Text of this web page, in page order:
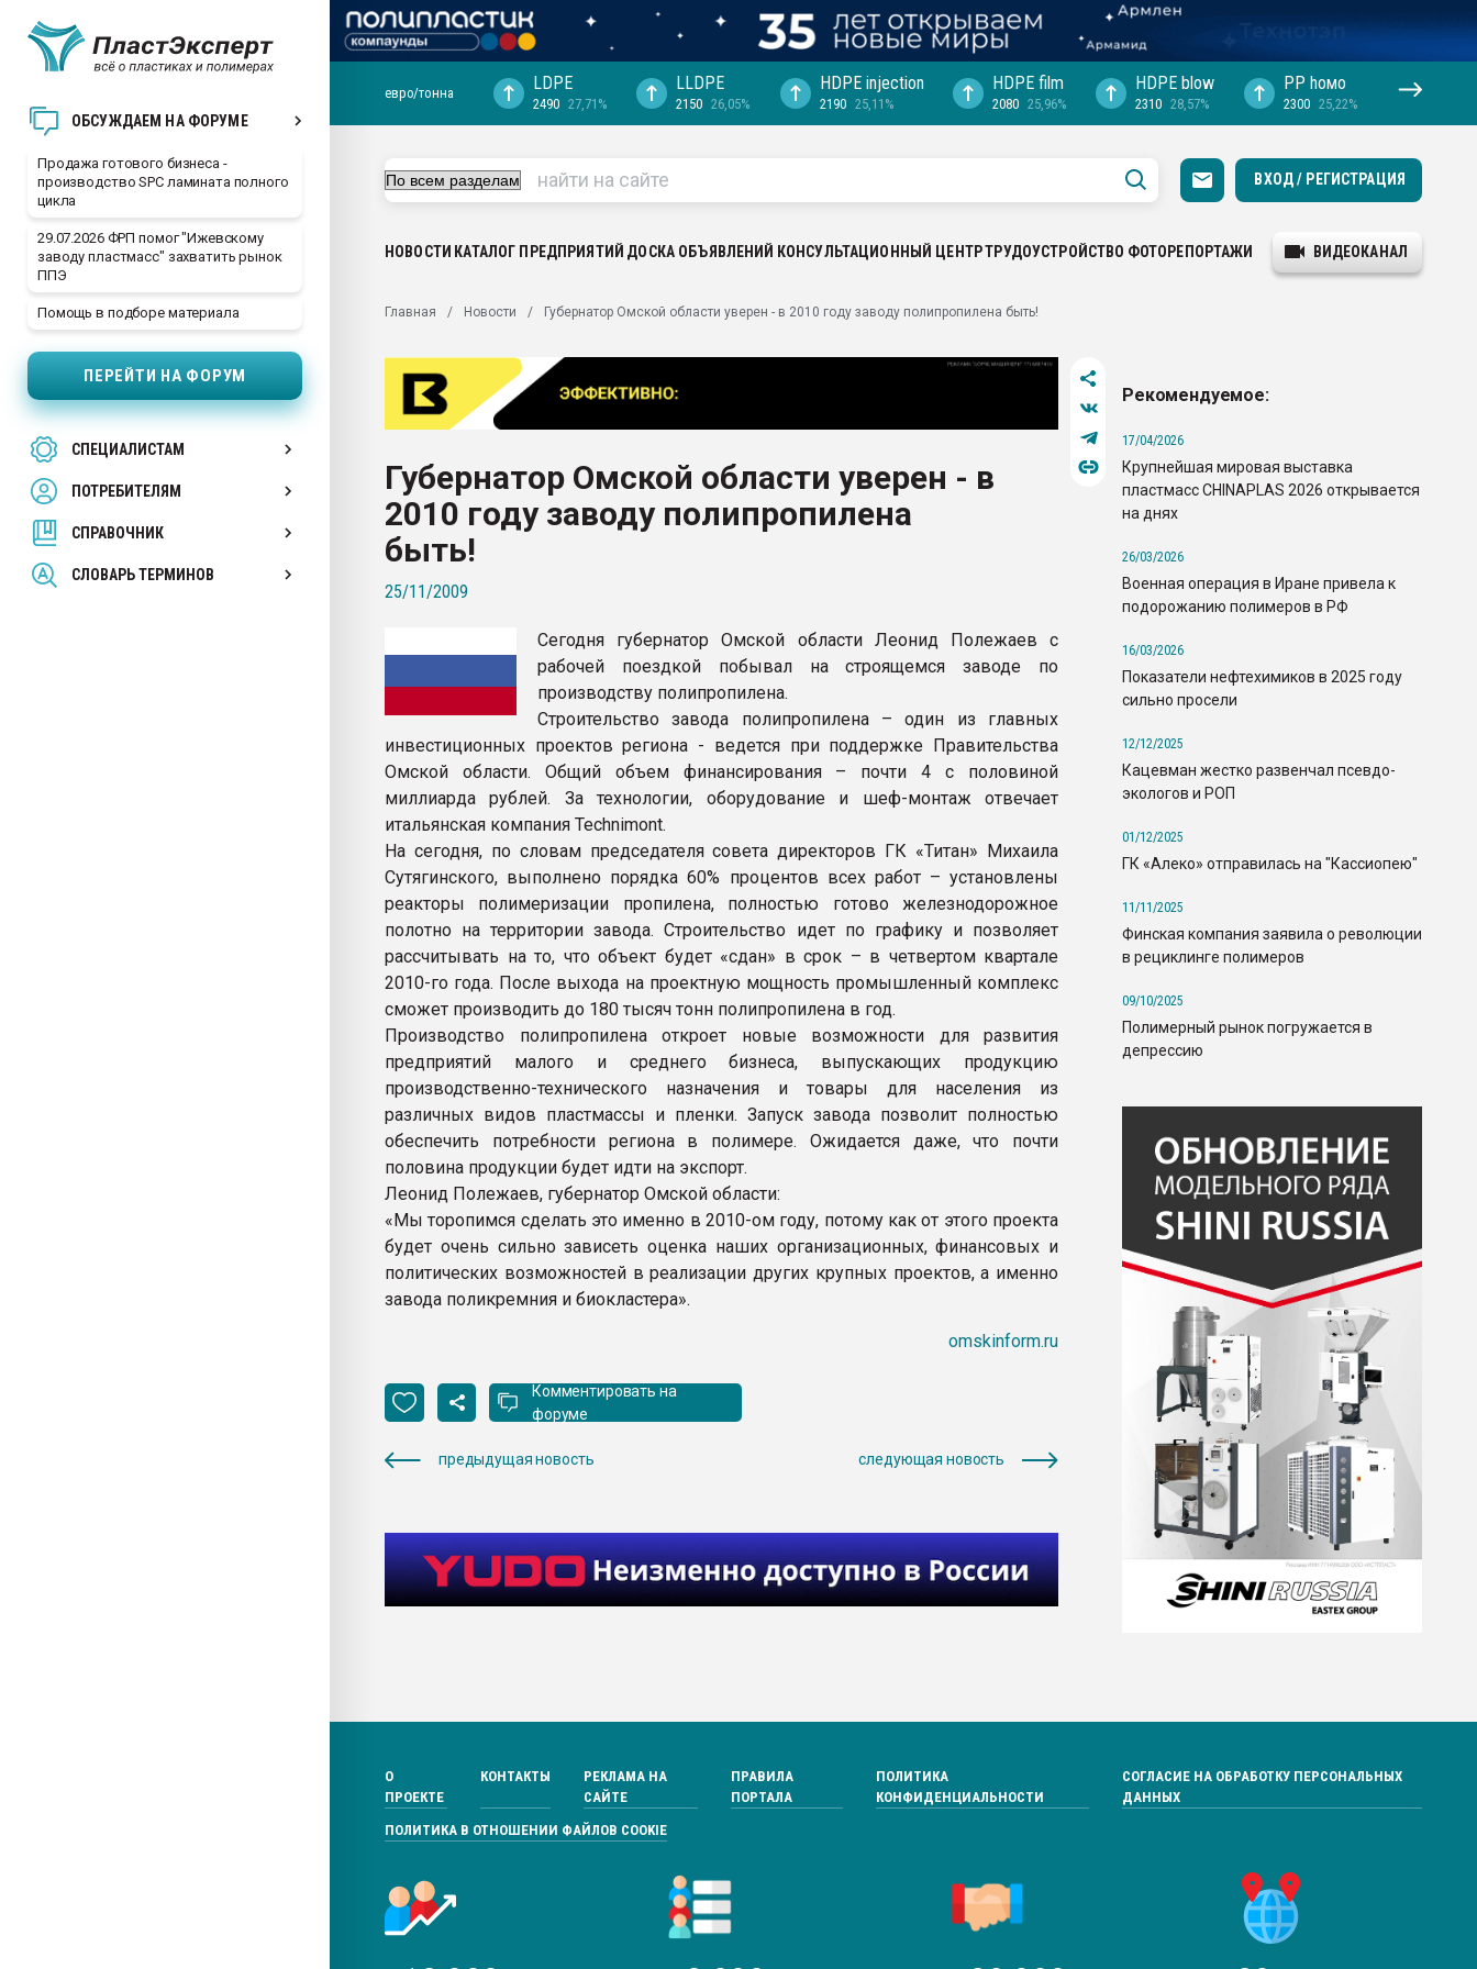
ОБСУЖДАЕМ НА ФОРУМЕ
Продажа готового бизнеса -
производство SPC ламината полного
цикла
29.07.2026 ФРП помог "Ижевскому
заводу пластмасс" захватить рынок
ППЭ
Помощь в подборе материала
ПЕРЕЙТИ НА ФОРУМ
СПЕЦИАЛИСТАМ
ПОТРЕБИТЕЛЯМ
СПРАВОЧНИК
СЛОВАРЬ ТЕРМИНОВ
28.07.2026 "Технониколь" довольна
Всё, что касается выдува ПЭТ
Материал поверхности пуансона для
Продам отходы Композиция
поликарбоната и АБС-пластика
Armaloy PC/ABS-1IM черный цвет
Профильная литература. Продажа,
покупка, обмен
евро/тонна LDPE
2490 27,71%
LLDPE
2150 26,05%
HDPE injection
2190 25,11%
HDPE film
2080 25,96%
HDPE blow
2310 28,57%
PP hомо
2300 25,22%
ВХОД / РЕГИСТРАЦИЯ
НОВОСТИ КАТАЛОГ ПРЕДПРИЯТИЙ ДОСКА ОБЪЯВЛЕНИЙ КОНСУЛЬТАЦИОННЫЙ ЦЕНТРТРУДОУСТРОЙСТВО ФОТОРЕПОРТАЖИ ВИДЕОКАНАЛ
Главная Новости Губернатор Омской области уверен - в 2010 году заводу полипропилена быть!
Губернатор Омской области уверен - в
2010 году заводу полипропилена
быть!
25/11/2009
Сегодня губернатор Омской области Леонид Полежаев с
рабочей поездкой побывал на строящемся заводе по
производству полипропилена.
Строительство завода полипропилена – один из главных
инвестиционных проектов региона - ведется при поддержке Правительства
Омской области. Общий объем финансирования – почти 4 с половиной
миллиарда рублей. За технологии, оборудование и шеф-монтаж отвечает
итальянская компания Technimont.
На сегодня, по словам председателя совета директоров ГК «Титан» Михаила
Сутягинского, выполнено порядка 60% процентов всех работ – установлены
реакторы полимеризации пропилена, полностью готово железнодорожное
полотно на территории завода. Строительство идет по графику и позволяет
рассчитывать на то, что объект будет «сдан» в срок – в четвертом квартале
2010-го года. После выхода на проектную мощность промышленный комплекс
сможет производить до 180 тысяч тонн полипропилена в год.
Производство полипропилена откроет новые возможности для развития
предприятий малого и среднего бизнеса, выпускающих продукцию
производственно-технического назначения и товары для населения из
различных видов пластмассы и пленки. Запуск завода позволит полностью
обеспечить потребности региона в полимере. Ожидается даже, что почти
половина продукции будет идти на экспорт.
Леонид Полежаев, губернатор Омской области:
«Мы торопимся сделать это именно в 2010-ом году, потому как от этого проекта
будет очень сильно зависеть оценка наших организационных, финансовых и
политических возможностей в реализации других крупных проектов, а именно
завода поликремния и биокластера».
omskinform.ru
Комментировать на
форуме
предыдущая новость следующая новость
Рекомендуемое:
17/04/2026
Крупнейшая мировая выставка
пластмасс CHINAPLAS 2026 открывается
на днях
26/03/2026
Военная операция в Иране привела к
подорожанию полимеров в РФ
16/03/2026
Показатели нефтехимиков в 2025 году
сильно просели
12/12/2025
Кацевман жестко развенчал псевдо-
экологов и РОП
01/12/2025
ГК «Алеко» отправилась на "Кассиопею"
11/11/2025
Финская компания заявила о революции
в рециклинге полимеров
09/10/2025
Полимерный рынок погружается в
депрессию
О
ПРОЕКТЕ
КОНТАКТЫ
РЕКЛАМА НА
САЙТЕ
ПРАВИЛА
ПОРТАЛА
ПОЛИТИКА
КОНФИДЕНЦИАЛЬНОСТИ
СОГЛАСИЕ НА ОБРАБОТКУ ПЕРСОНАЛЬНЫХ
ДАННЫХ
ПОЛИТИКА В ОТНОШЕНИИ ФАЙЛОВ COOKIE